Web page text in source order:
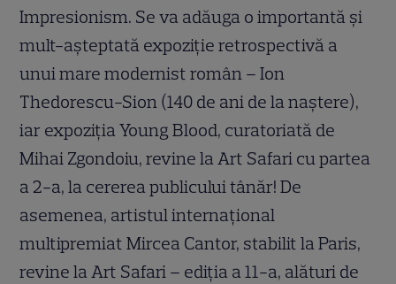
Impresionism. Se va adăuga o importantă și
mult-așteptată expoziție retrospectivă a
unui mare modernist român – Ion
Thedorescu-Sion (140 de ani de la naștere),
iar expoziția Young Blood, curatoriată de
Mihai Zgondoiu, revine la Art Safari cu partea
a 2-a, la cererea publicului tânăr! De
asemenea, artistul internațional
multipremiat Mircea Cantor, stabilit la Paris,
revine la Art Safari – ediția a 11-a, alături de